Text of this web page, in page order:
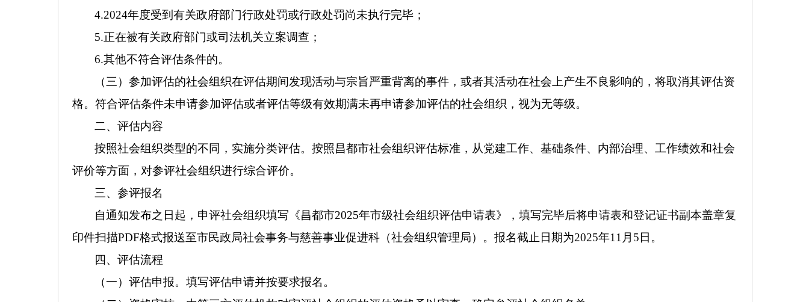
4.2024年度受到有关政府部门行政处罚或行政处罚尚未执行完毕；
5.正在被有关政府部门或司法机关立案调查；
6.其他不符合评估条件的。
（三）参加评估的社会组织在评估期间发现活动与宗旨严重背离的事件，或者其活动在社会上产生不良影响的，将取消其评估资
格。符合评估条件未申请参加评估或者评估等级有效期满未再申请参加评估的社会组织，视为无等级。
二、评估内容
按照社会组织类型的不同，实施分类评估。按照昌都市社会组织评估标准，从党建工作、基础条件、内部治理、工作绩效和社会
评价等方面，对参评社会组织进行综合评价。
三、参评报名
自通知发布之日起，申评社会组织填写《昌都市2025年市级社会组织评估申请表》，填写完毕后将申请表和登记证书副本盖章复
印件扫描PDF格式报送至市民政局社会事务与慈善事业促进科（社会组织管理局）。报名截止日期为2025年11月5日。
四、评估流程
（一）评估申报。填写评估申请并按要求报名。